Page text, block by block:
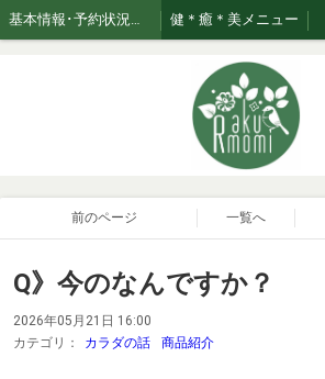
基本情報･予約状況・ページのご案内 健＊癒＊美メニュー
ご案内 セラピスト紹介
前のページ 一覧へ
Q》今のなんですか？
2026年05月21日 16:00
カテゴリ：
カラダの話 商品紹介